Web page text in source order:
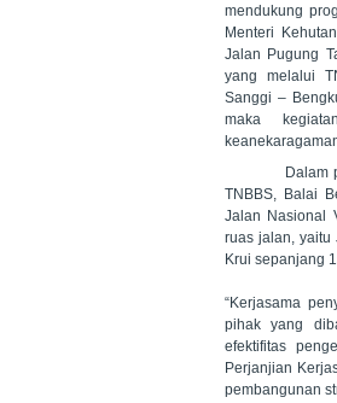
mendukung
Menteri
Jalan Pugung
yang melalui
Sanggi –
maka
Dalam
TNBBS, Balai
Jalan Nasional
ruas jalan, yaitu
Krui sepanjang
“Kerjasama
pihak yang
efektifitas
Perjanjian
pembangunan